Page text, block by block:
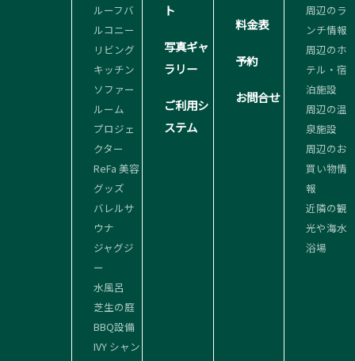
ルーフバ
ルコニー
リビング
キッチン
ソファー
ルーム
プロジェ
クター
ReFa 美容
グッズ
バレルサ
ウナ
ジャグジ
ー
水風呂
芝生の庭
BBQ設備
IVY シャン
ト
写真ギャ
ラリー
ご利用シ
ステム
料金表
予約
お問合せ
周辺のラ
ンチ情報
周辺のホ
テル・宿
泊施設
周辺の温
泉施設
周辺のお
買い物情
報
近隣の観
光や海水
浴場